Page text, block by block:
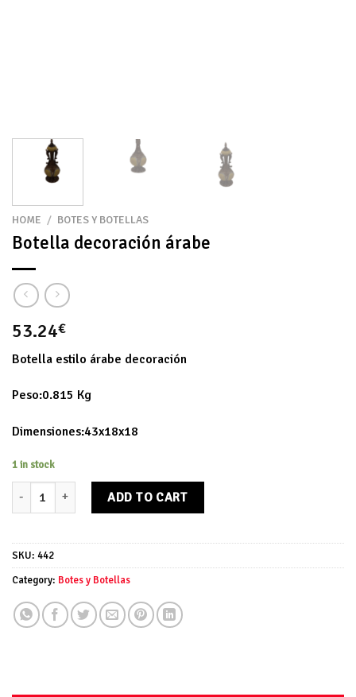
HOME / BOTES Y BOTELLAS
Botella decoración árabe
53.24€
Botella estilo árabe decoración
Peso:0.815 Kg
Dimensiones:43x18x18
1 in stock
Botella decoración árabe quantity
ADD TO CART
SKU: 442
Category: Botes y Botellas